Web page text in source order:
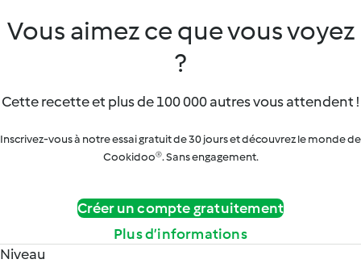
Vous aimez ce que vous voyez
?
Cette recette et plus de 100 000 autres vous attendent !
Inscrivez-vous à notre essai gratuit de 30 jours et découvrez le monde de
Cookidoo®. Sans engagement.
Créer un compte gratuitement
Plus d’informations
Niveau